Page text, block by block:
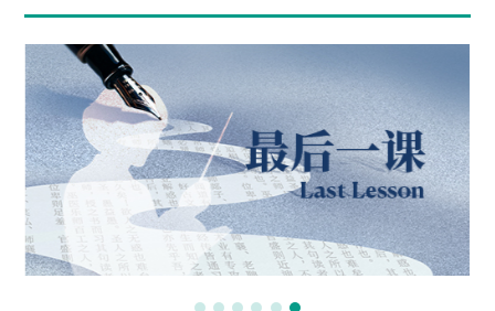
政府采购项目（0747-2660SCCZD088）中标结
果公告
07-24 / 2026
政府采购项目（XHTC-HW-2026-0487）中标结
果公告